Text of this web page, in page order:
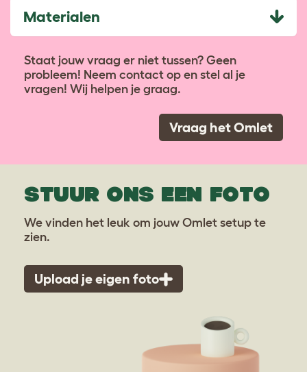
Materialen
Staat jouw vraag er niet tussen? Geen
probleem! Neem contact op en stel al je
vragen! Wij helpen je graag.
Vraag het Omlet
STUUR ONS EEN FOTO
We vinden het leuk om jouw Omlet setup te
zien.
Upload je eigen foto